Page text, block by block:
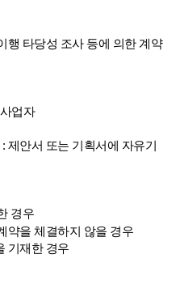
행 타당성 조사 등에 의한 계약
업자
제안서 또는 기획서에 자유기
경우
약을 체결하지 않을 경우
기재한 경우